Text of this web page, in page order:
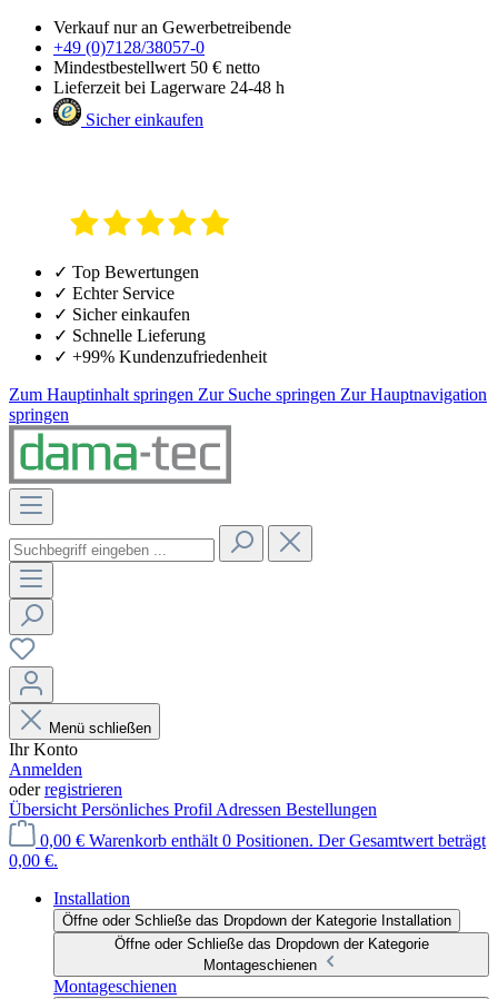
Verkauf nur an Gewerbetreibende
+49 (0)7128/38057-0
Mindestbestellwert 50 € netto
Lieferzeit bei Lagerware 24-48 h
Sicher einkaufen
✓ Top Bewertungen
✓ Echter Service
✓ Sicher einkaufen
✓ Schnelle Lieferung
✓ +99% Kundenzufriedenheit
Zum Hauptinhalt springen Zur Suche springen Zur Hauptnavigation
springen
Menü schließen
Ihr Konto
Anmelden
oderregistrieren
Übersicht Persönliches Profil Adressen Bestellungen
0,00 € Warenkorb enthält 0 Positionen. Der Gesamtwert beträgt
0,00 €.
Installation
Öffne oder Schließe das Dropdown der Kategorie Installation
Öffne oder Schließe das Dropdown der Kategorie
Montageschienen
Montageschienen